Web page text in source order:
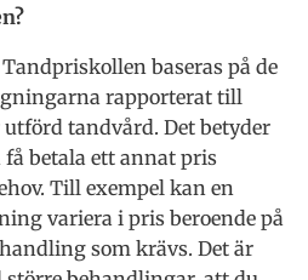
baseras på de
rapporterat till
tandvård. Det betyder
betala ett annat pris
Till exempel kan en
variera i pris beroende på
som krävs. Det är